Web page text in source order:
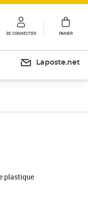
SE CONNECTER PANIER
Laposte.net
plastique